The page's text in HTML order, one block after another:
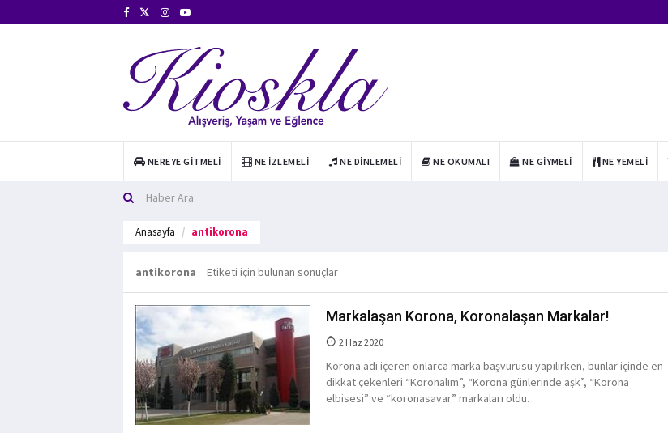
NEREYE GITMELI NE İZLEMELI NE DINLEMELI NE OKUMALI NE GIYMELI NE YEMELI
Anasayfa antikorona
antikorona Etiketi için bulunan sonuçlar
Markalaşan Korona, Koronalaşan Markalar!
2 Haz 2020
Korona adı içeren onlarca marka başvurusu yapılırken, bunlar içinde en
dikkat çekenleri “Koronalım”, “Korona günlerinde aşk”, “Korona
elbisesi” ve “koronasavar” markaları oldu.